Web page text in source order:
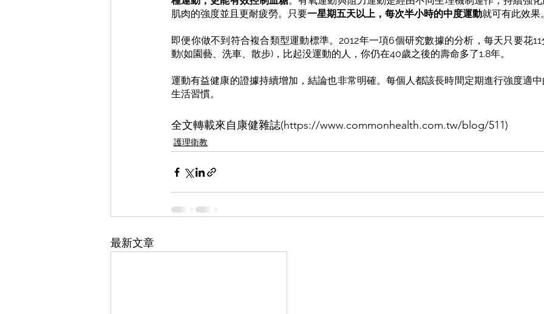
肌肉的強度並且更耐疲勞。只要一星期五天以上，每次半小時的中度運動就可有此效果
即便你做不到符合複合類型運動標準。2012年一項6個研究數據的分析，每天只要花
動(如園藝、洗車、散步)，比起没運動的人，你仍在40歲之後的壽命多了1.8年。
運動有益健康的證據持續增加，結論也非常明確。每個人都該長時間定期進行強度適
生活習慣。
全文轉載來自康健雜誌(https://www.commonhealth.com.tw/blog/511)
護理衛教
最新文章